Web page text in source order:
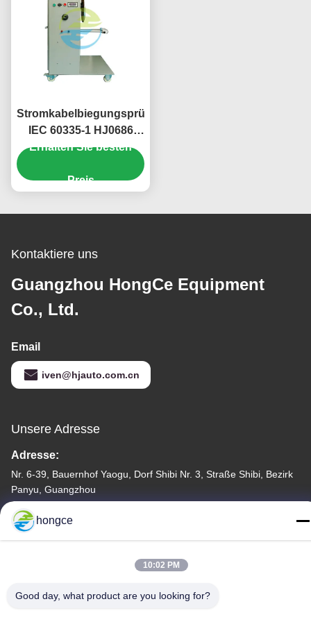
Stromkabelbiegungsprüfer
IEC 60335-1 HJ0686
Ausrüstung für die
Dauerhaftigkeitsprüfung
von Haushaltsgeräten
Erhalten Sie besten
Preis
Kontaktiere uns
Guangzhou HongCe Equipment
Co., Ltd.
Email
iven@hjauto.com.cn
Unsere Adresse
Adresse:
Nr. 6-39, Bauernhof Yaogu, Dorf Shibi Nr. 3, Straße Shibi, Bezirk
Panyu, Guangzhou
Telefon:
86-18998460309
hongce
10:02 PM
Good day, what product are you looking for?